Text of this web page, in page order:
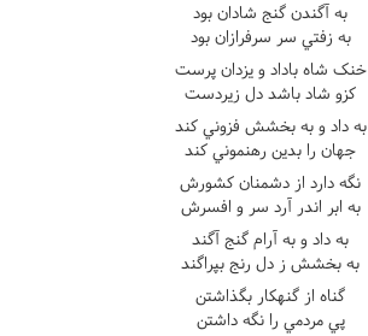
به آگندن گنج شادان بود
به زفتي سر سرفرازان بود
خنک شاه باداد و يزدان پرست
کزو شاد باشد دل زيردست
به داد و به بخشش فزوني کند
جهان را بدين رهنموني کند
نگه دارد از دشمنان کشورش
به ابر اندر آرد سر و افسرش
به داد و به آرام گنج آگند
به بخشش ز دل رنج بپراگند
گناه از گنهکار بگذاشتن
پي مردمي را نگه داشتن